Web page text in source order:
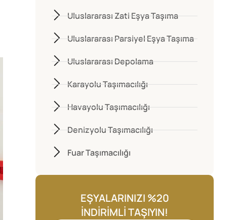
Uluslararası Zati Eşya Taşıma
Uluslararası Parsiyel Eşya Taşıma
Uluslararası Depolama
Karayolu Taşımacılığı
Havayolu Taşımacılığı
Denizyolu Taşımacılığı
Fuar Taşımacılığı
EŞYALARINIZI %20
İNDIRIMLI TAŞIYIN!